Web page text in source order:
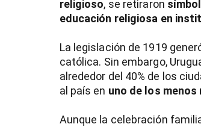
religioso, se retiraron
educación religiosa en
La legislación de 1919
católica. Sin embargo,
alrededor del 40% de los
al país en uno de los
Aunque la celebración